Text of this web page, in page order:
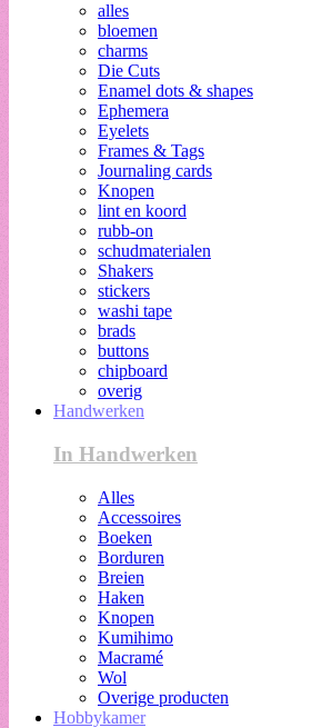
alles
bloemen
charms
Die Cuts
Enamel dots & shapes
Ephemera
Eyelets
Frames & Tags
Journaling cards
Knopen
lint en koord
rubb-on
schudmaterialen
Shakers
stickers
washi tape
brads
buttons
chipboard
overig
Handwerken
In Handwerken
Alles
Accessoires
Boeken
Borduren
Breien
Haken
Knopen
Kumihimo
Macramé
Wol
Overige producten
Hobbykamer